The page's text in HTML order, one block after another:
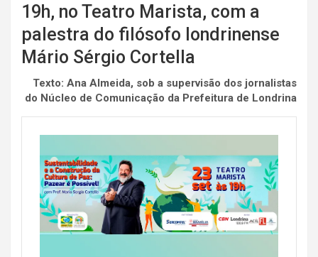
19h, no Teatro Marista, com a
palestra do filósofo londrinense
Mário Sérgio Cortella
Texto: Ana Almeida, sob a supervisão dos jornalistas
do Núcleo de Comunicação da Prefeitura de Londrina